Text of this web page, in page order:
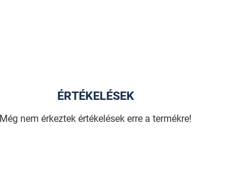
ÉRTÉKELÉSEK
Még nem érkeztek értékelések erre a termékre!